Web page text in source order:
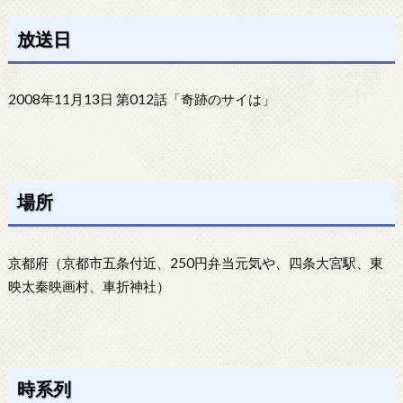
放送日
2008年11月13日 第012話「奇跡のサイは」
場所
京都府（京都市五条付近、250円弁当元気や、四条大宮駅、東
映太秦映画村、車折神社）
時系列